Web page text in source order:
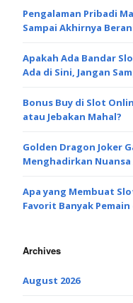
Pengalaman Pribadi
Sampai Akhirnya
Apakah Ada Bandar
Ada di Sini, Jangan
Bonus Buy di Slot
atau Jebakan Mahal?
Golden Dragon Joker
Menghadirkan Nuansa
Apa yang Membuat
Favorit Banyak
Archives
August 2026